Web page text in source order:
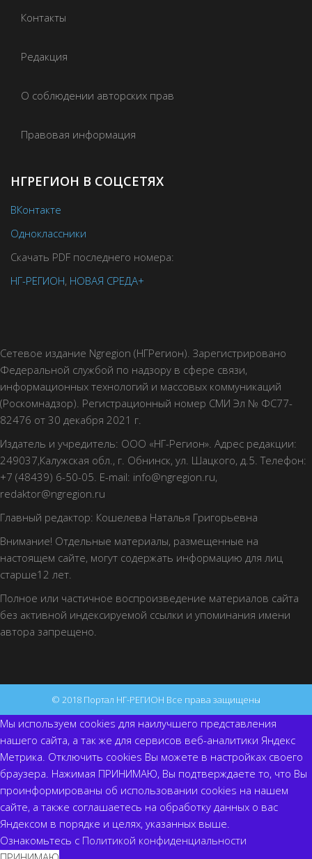
Контакты
Редакция
О соблюдении авторских прав
Правовая информация
НГРЕГИОН В СОЦСЕТЯХ
ВКонтакте
Одноклассники
Скачать PDF последнего номера:
НГ-РЕГИОН, НОВАЯ СРЕДА+
Сетевое издание Ngregion (НГРегион). Зарегистрировано
Федеральной службой по надзору в сфере связи,
информационных технологий и массовых коммуникаций
(Роскомнадзор). Регистрационный номер СМИ Эл № ФС77-
82476 от 30 декабря 2021 г.
Издатель и учредитель: ООО «НГ-Регион». Адрес редакции:
249037,Калужская обл., г. Обнинск, ул. Шацкого, д.5. Телефон:
+7 (48439) 6-50-05. E-mail: info@ngregion.ru,
redaktor@ngregion.ru
Главный редактор: Кошелева Наталья Григорьевна
Внимание! Отдельные материалы, размещенные на
настоящем сайте, могут содержать информацию для лиц
старше12 лет.
Полное или частичное воспроизведение материалов сайта
без активной индексируемой ссылки и упоминания имени
автора запрещено.
© 2018 Портал НГ-РЕГИОН Все права защищены
Мы используем cookies для наилучшего представления
нашего сайта, а так же для сервисов веб-аналитики Яндекс
Метрика. Отключить cookies Вы можете в настройках своего
браузера. Нажимая ПРИНИМАЮ, Вы подтверждаете то, что Вы
проинформированы об использовании cookies на нашем
сайте, а также соглашаетесь на обработку данных о вас
Яндексом в порядке и целях, указанных выше.
Ознакомьтесь с Политикой конфиденциальности